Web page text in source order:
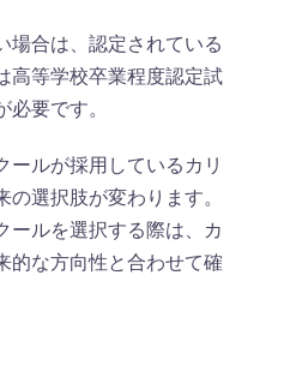
場合は、認定されている
高等学校卒業程度認定試
要です。
ールが採用しているカリ
選択肢が変わります。
ールを選択する際は、カ
的な方向性と合わせて確